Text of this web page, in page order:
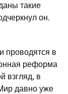
такие
он.
проводятся в
реформа
взгляд, в
давно уже